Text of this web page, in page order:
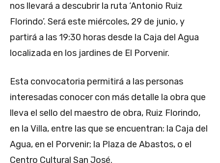
nos llevará a descubrir la ruta ‘Antonio Ruiz
Florindo’. Será este miércoles, 29 de junio, y
partirá a las 19:30 horas desde la Caja del Agua
localizada en los jardines de El Porvenir.
Esta convocatoria permitirá a las personas
interesadas conocer con más detalle la obra que
lleva el sello del maestro de obra, Ruiz Florindo,
en la Villa, entre las que se encuentran: la Caja del
Agua, en el Porvenir; la Plaza de Abastos, o el
Centro Cultural San José.